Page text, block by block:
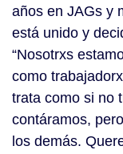
años en JAGs y
está unido y
“Nosotrxs
como
trata como si no
contáramos,
los demás.